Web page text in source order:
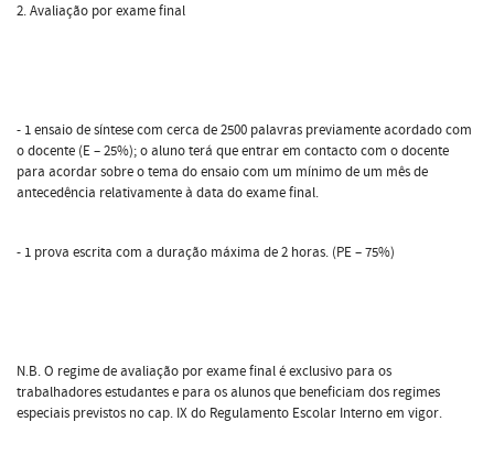
2. Avaliação por exame final
- 1 ensaio de síntese com cerca de 2500 palavras previamente acordado com
o docente (E – 25%); o aluno terá que entrar em contacto com o docente
para acordar sobre o tema do ensaio com um mínimo de um mês de
antecedência relativamente à data do exame final.
- 1 prova escrita com a duração máxima de 2 horas. (PE – 75%)
N.B. O regime de avaliação por exame final é exclusivo para os
trabalhadores estudantes e para os alunos que beneficiam dos regimes
especiais previstos no cap. IX do Regulamento Escolar Interno em vigor.